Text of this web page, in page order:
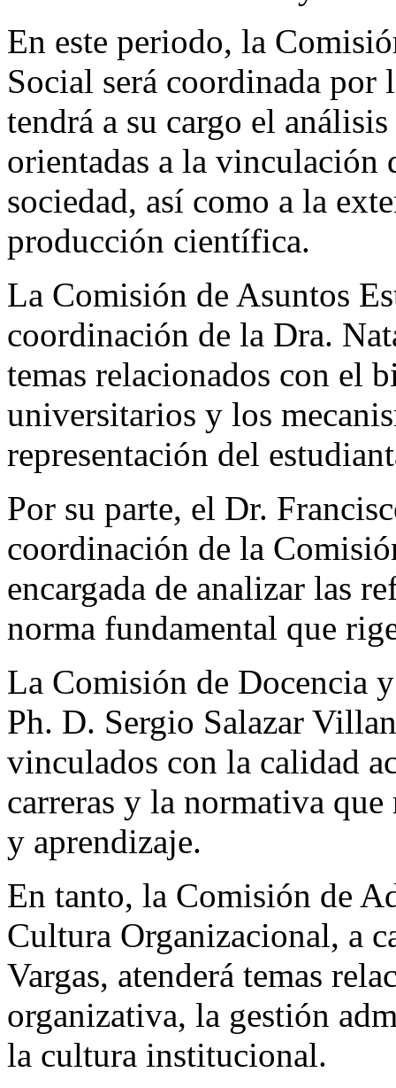
En este periodo, la
Social será coordinada
tendrá a su cargo el
orientadas a la vinculación
sociedad, así como a la
producción científica.
La Comisión de Asuntos
coordinación de la Dra.
temas relacionados con el
universitarios y los
representación del
Por su parte, el Dr.
coordinación de la
encargada de analizar las
norma fundamental que
La Comisión de Docencia
Ph. D. Sergio Salazar
vinculados con la calidad
carreras y la normativa que
y aprendizaje.
En tanto, la Comisión de
Cultura Organizacional, a
Vargas, atenderá temas
organizativa, la gestión
la cultura institucional.